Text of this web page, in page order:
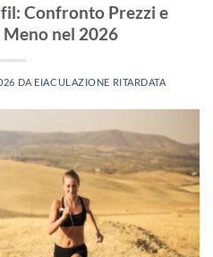
Confronto Prezzi e
Meno nel 2026
DA EIACULAZIONE RITARDATA